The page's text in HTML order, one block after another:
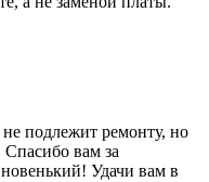
подлежит ремонту, но
Спасибо вам за
Удачи вам в